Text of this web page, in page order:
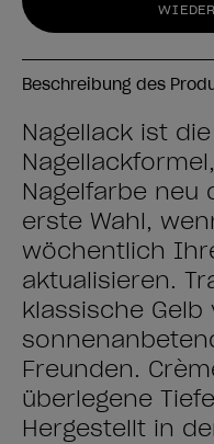
Beschreibung des
Nagellack ist
Nagelfarbe
erste Wahl,
wöchentlich
aktualisieren.
klassische Gelb
Freunden.
überlegene
Hergestellt in